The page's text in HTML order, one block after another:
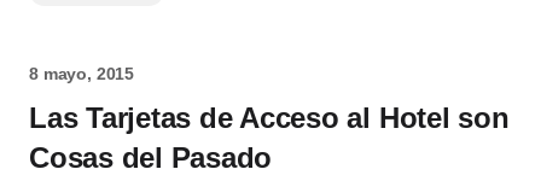
8 mayo, 2015
Las Tarjetas de Acceso al Hotel son
Cosas del Pasado